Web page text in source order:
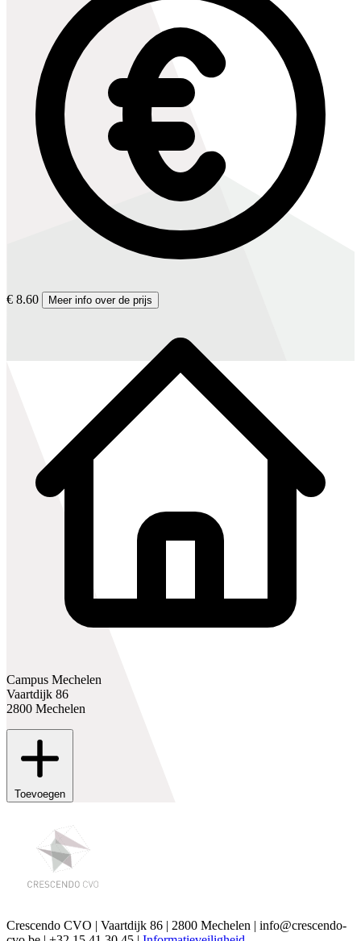
€ 8.60 Meer info over de prijs
Campus Mechelen
Vaartdijk 86
2800 Mechelen
Toevoegen
Crescendo CVO | Vaartdijk 86 | 2800 Mechelen | info@crescendo-